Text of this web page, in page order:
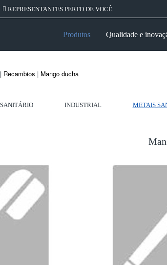
REPRESENTANTES PERTO DE VOCÊ
Produtos Qualidade e
| Recambios | Mango ducha
INDUSTRIAL METAIS